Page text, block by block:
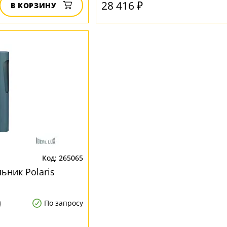
В КОРЗИНУ 28 416 ₽
265065
Polaris
По запросу